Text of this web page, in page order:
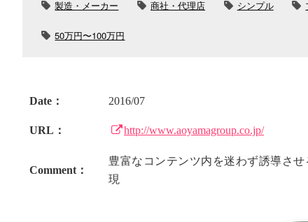
製造・メーカー 商社・代理店 シンプル
50万円〜100万円
Date： 2016/07
URL： http://www.aoyamagroup.co.jp/
Comment：
豊富なコンテンツ内を迷わず誘導さ
現